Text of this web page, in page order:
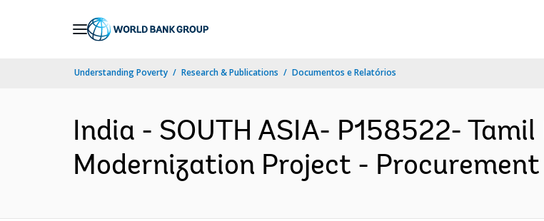
Understanding Poverty Research & Publications Documentos e Relatórios
India - SOUTH ASIA- P158522-
Modernization Project - Procurement